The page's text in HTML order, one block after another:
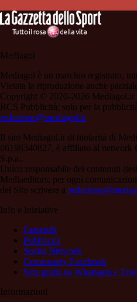
Mediagol
Mediagol è un marchio registrato,
Vietata la riproduzione anche
Copyright © 2020-2026 Mediagol.it
RCS Pubblicità; solo per la
redazione@mediagol.it
Il sito Mediagol.it di titolarità di
06198340827, è affiliato al network
S.p.a..
Unico responsabile dei contenuti
Mediaeditors; per ogni
del Sito scrivere a
Info e Iniziative
l’azienda
Pubblicità
Social Network
Community Facebook
Sms gratis su Whatsapp e
Informazioni